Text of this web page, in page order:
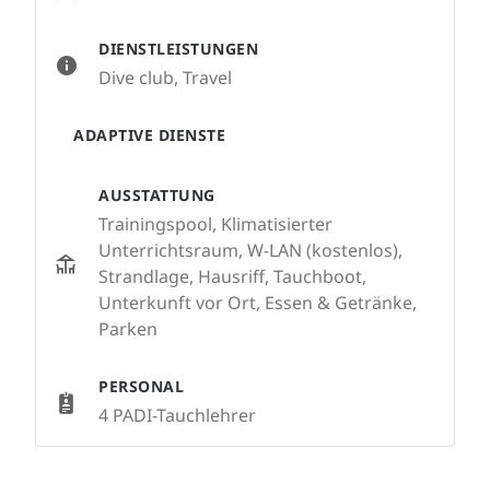
DIENSTLEISTUNGEN
Dive club, Travel
ADAPTIVE DIENSTE
AUSSTATTUNG
Trainingspool, Klimatisierter
Unterrichtsraum, W-LAN (kostenlos),
Strandlage, Hausriff, Tauchboot,
Unterkunft vor Ort, Essen & Getränke,
Parken
PERSONAL
4 PADI-Tauchlehrer